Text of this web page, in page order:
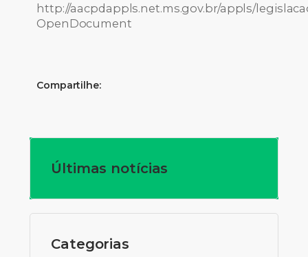
http://aacpdappls.net.ms.gov.br/appls/
OpenDocument
Compartilhe:
Últimas notícias
Categorias